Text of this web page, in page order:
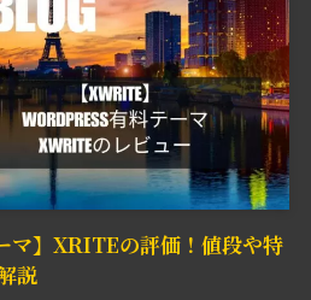
マ】XRITEの評価！値段や特
説